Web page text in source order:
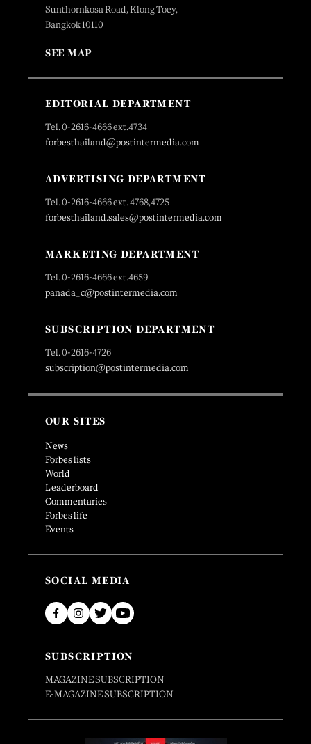
Sunthornkosa Road, Klong Toey,
Bangkok 10110
SEE MAP
EDITORIAL DEPARTMENT
Tel. 0-2616-4666 ext.4734
forbesthailand@postintermedia.com
ADVERTISING DEPARTMENT
Tel. 0-2616-4666 ext. 4768,4725
forbesthailand.sales@postintermedia.com
MARKETING DEPARTMENT
Tel. 0-2616-4666 ext.4659
panada_c@postintermedia.com
SUBSCRIPTION DEPARTMENT
Tel. 0-2616-4726
subscription@postintermedia.com
OUR SITES
News
Forbes lists
World
Leaderboard
Commentaries
Forbes life
Events
SOCIAL MEDIA
SUBSCRIPTION
MAGAZINE SUBSCRIPTION
E-MAGAZINE SUBSCRIPTION